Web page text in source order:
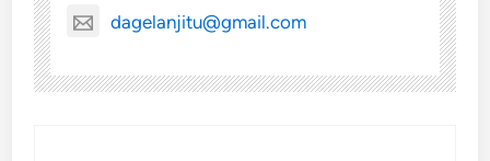
dagelanjitu@gmail.com